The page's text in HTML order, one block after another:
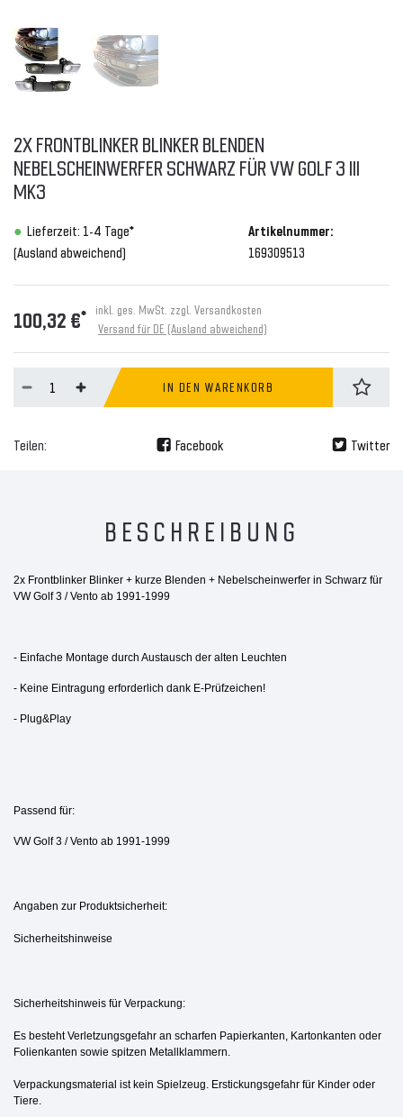
2X FRONTBLINKER BLINKER BLENDEN
NEBELSCHEINWERFER SCHWARZ FÜR VW GOLF 3 III
MK3
Lieferzeit: 1-4 Tage*
(Ausland abweichend)
Artikelnummer:
169309513
100,32 €* inkl. ges. MwSt. zzgl. Versandkosten
Versand für DE (Ausland abweichend)
IN DEN WARENKORB
Teilen: Facebook Twitter
BESCHREIBUNG
2x Frontblinker Blinker + kurze Blenden + Nebelscheinwerfer in Schwarz für
VW Golf 3 / Vento ab 1991-1999
- Einfache Montage durch Austausch der alten Leuchten
- Keine Eintragung erforderlich dank E-Prüfzeichen!
- Plug&Play
Passend für:
VW Golf 3 / Vento ab 1991-1999
Angaben zur Produktsicherheit:
Sicherheitshinweise
Sicherheitshinweis für Verpackung:
Es besteht Verletzungsgefahr an scharfen Papierkanten, Kartonkanten oder
Folienkanten sowie spitzen Metallklammern.
Verpackungsmaterial ist kein Spielzeug. Erstickungsgefahr für Kinder oder
Tiere.